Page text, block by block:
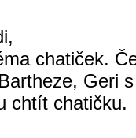
chatiček.
Geri
chtít chatičku.